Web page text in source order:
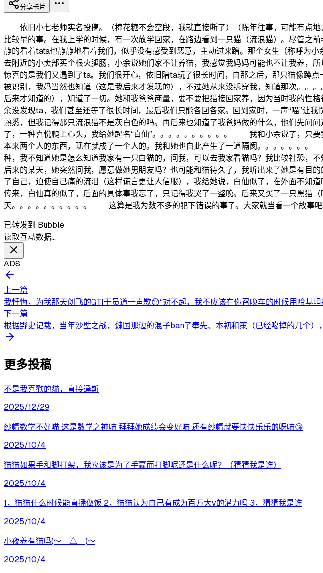
分享卡片
依旧小七老师实名投稿。（棉花糖不会空段，我就直接断了）（陈年往事，可能有
比较早的事。在我上学的时候，有一次放学回家，在路边看到一只猫（流浪猫）。尽管之
静的看着tata也静静地看着我们，似乎没有感受到恶意，主动过来蹭。那个女生（称呼为
去附近的小卖部买个根火腿肠，小余说她们家不让养猫，我感觉我妈妈可能也不让我养
惊喜的是我们又遇到了ta。我们很开心，依旧陪ta玩了很长时间，自那之后，那只猫像蹲
被识别，我妈当然也知道（这是我后来才发现的），不过她从来没拆穿我，知道那次。
后来才知道的），知道了一切。她和我爸爸商量，要不要把猫接回家养，因为当时我的性
余没发现ta，我们甚至还等了很长时间，最后我们只能各回各家。回到家时，一声“喵”让
熟悉，但我记得那只流浪猫不是灰白色的吗。再后来也知道了我爸妈做的什么，他们先问
了，一种喜悦爬上心头，我给她起名“白仙”。。。。。。。。。。 我和小余说了，只要
本来两个人的东西，现在就成了一个人的。我和她也自此产生了一道隔阂。。。。。。
种，我不知道她是怎么知道我家有一只白猫的，问我，可以去我家看猫吗？我比较社恐
后来的某天，她突然问我，愿意做她男朋友吗？也可能和猫待久了，我听出来了她是有
了自己，迫使自己痛的流泪（这样谎言更让人信服），我给她说，白仙似了，在外面不
传来，白仙真的似了，后面的具体事我忘了，只记得我哭了一整晚。后来又买了一只黑猫
天。。。。。。。。。。 这算是我为数不多的犯下错误的事了。大家就当
已转发到 Bubble
读取互动数据…
ADS
上一篇
我忏悔，为我那天创飞的GTI干员道一声歉😔“对不起，我不应该在你召唤车的时候用哈基
下一篇
根据野史记载，当年沙壁之战，魏国那边的混子ban了奉先、本初和策（已经噶掉的几个）
更多投稿
不是我喜歡的貓，直接達斯
2025/12/29
纱帽数学不好喵 这是数学之神喵 拜拜她成绩会变好喵 还有纱帽就要快快乐乐的呀喵😘
2025/10/4
猫猫如果手和脚打架，我应该是为了手赢而打脚呢还是什么呢？（猜猜我是谁）
2025/10/4
1，猫猫什么时候能直播做饭 2，猫猫认为自己有成为百万大v的潜力吗 3，猜猜我是谁
2025/10/4
小夜养有猫吗(〜￣△￣)〜
2025/10/4